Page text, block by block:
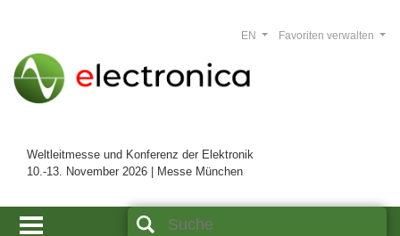
Weltleitmesse und Konferenz der Elektronik
10.-13. November 2026 | Messe München
Favoriten verwalten
EN